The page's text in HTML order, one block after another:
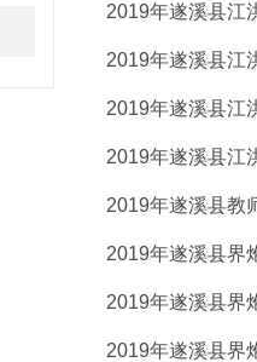
2019年遂溪县江
2019年遂溪县江
2019年遂溪县江
2019年遂溪县江
2019年遂溪县教
2019年遂溪县界
2019年遂溪县界
2019年遂溪县界